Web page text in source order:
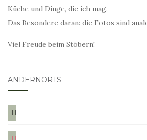
Küche und Dinge, die ich mag.
Das Besondere daran: die Fotos sind
Viel Freude beim Stöbern!
ANDERNORTS
bloglovin
instagram